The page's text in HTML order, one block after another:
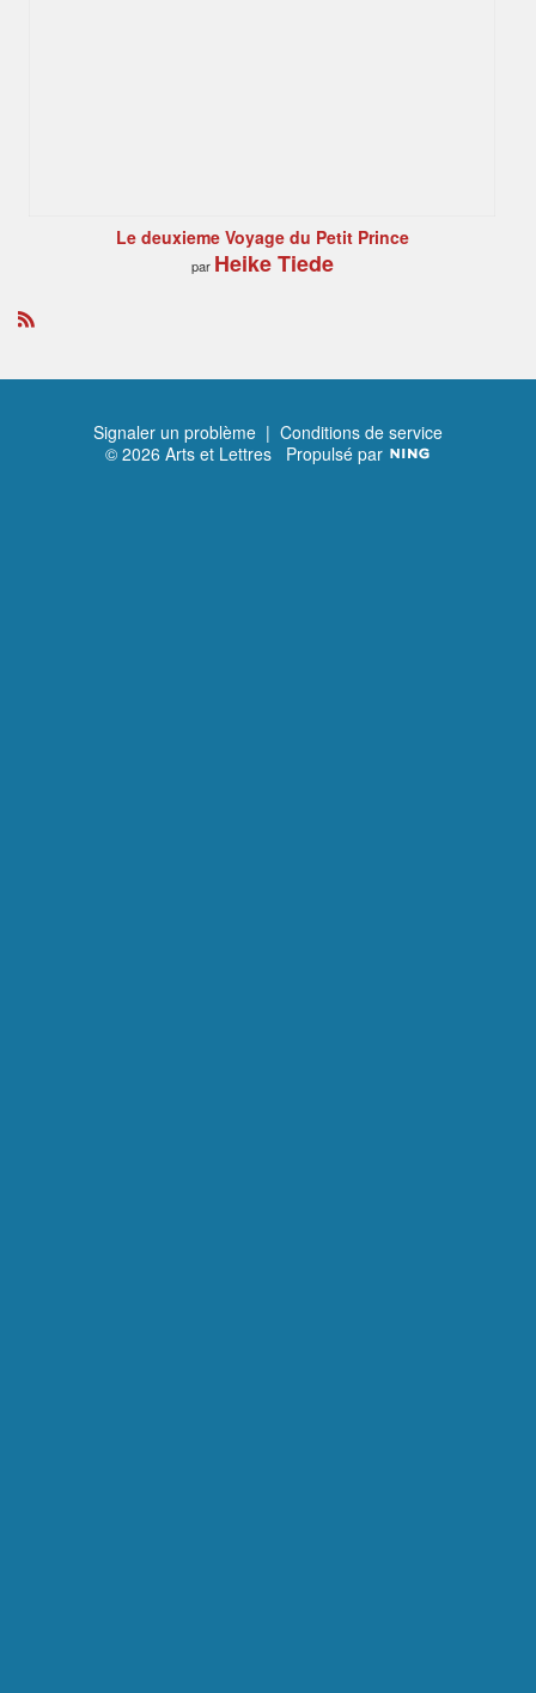
Le deuxieme Voyage du Petit Prince
par Heike Tiede
R
Signaler un problème | Conditions de service
© 2026 Arts et Lettres Propulsé par